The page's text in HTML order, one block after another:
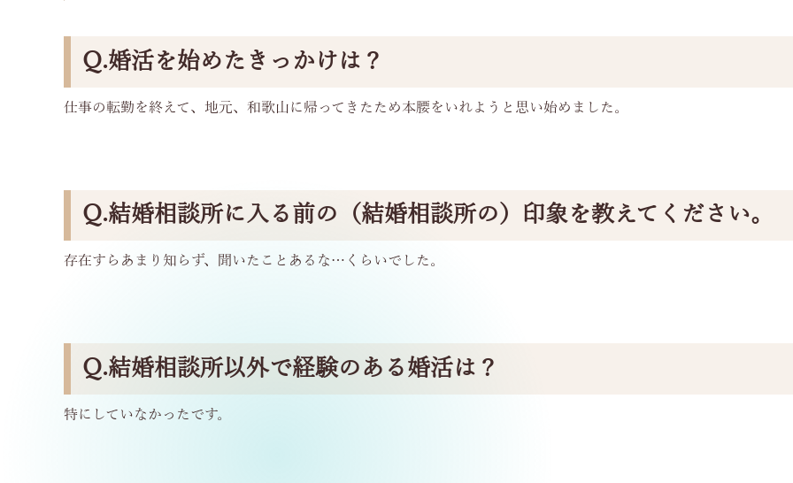
Q.婚活を始めたきっかけは？
仕事の転勤を終えて、地元、和歌山に帰ってきたため本腰をいれようと思い始めました。
Q.結婚相談所に入る前の（結婚相談所の）印象を教えてください。
存在すらあまり知らず、聞いたことあるな…くらいでした。
Q.結婚相談所以外で経験のある婚活は？
特にしていなかったです。